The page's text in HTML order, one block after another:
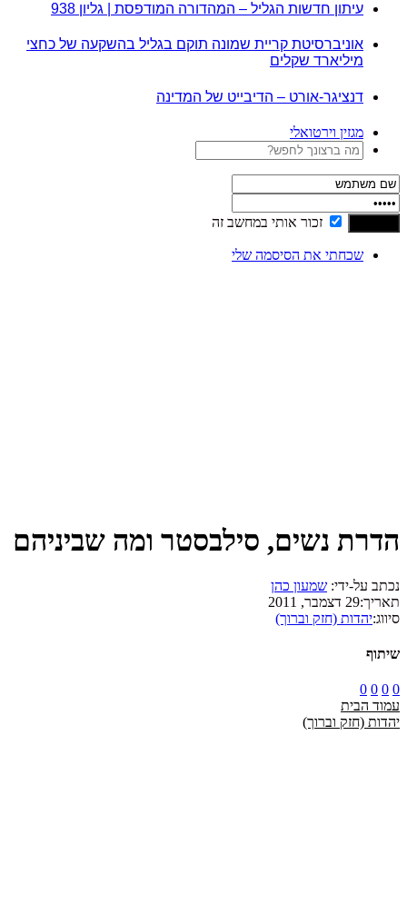
עיתון חדשות הגליל – המהדורה המודפסת | גליון 938
אוניברסיטת קריית שמונה תוקם בגליל בהשקעה של כחצי
מיליארד שקלים
דנציגר-אורט – הדיבייט של המדינה
מגזין וירטואלי
זכור אותי במחשב זה
שכחתי את הסיסמה שלי
הדרת נשים, סילבסטר ומה שביניהם
נכתב על-ידי: שמעון כהן
תאריך:29 דצמבר, 2011
סיווג:יהדות (חזק וברוך)
שיתוף
0
0
0
0
עמוד הבית
יהדות (חזק וברוך)